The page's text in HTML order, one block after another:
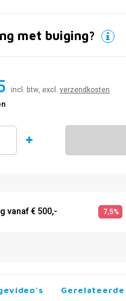
met buiging?
incl. btw, excl. verzendkosten
vanaf € 500,- 7,5%